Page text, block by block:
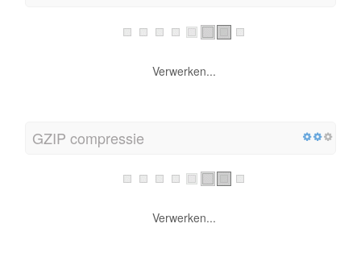
Verwerken...
GZIP compressie
Verwerken...